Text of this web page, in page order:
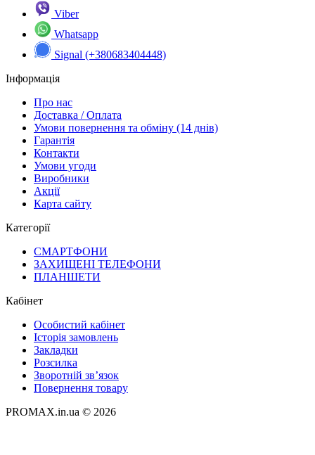
Viber
Whatsapp
Signal (+380683404448)
Інформація
Про нас
Доставка / Оплата
Умови повернення та обміну (14 днів)
Гарантія
Контакти
Умови угоди
Виробники
Акції
Карта сайту
Категорії
СМАРТФОНИ
ЗАХИЩЕНІ ТЕЛЕФОНИ
ПЛАНШЕТИ
Кабінет
Особистий кабінет
Історія замовлень
Закладки
Розсилка
Зворотній зв’язок
Повернення товару
PROMAX.in.ua © 2026